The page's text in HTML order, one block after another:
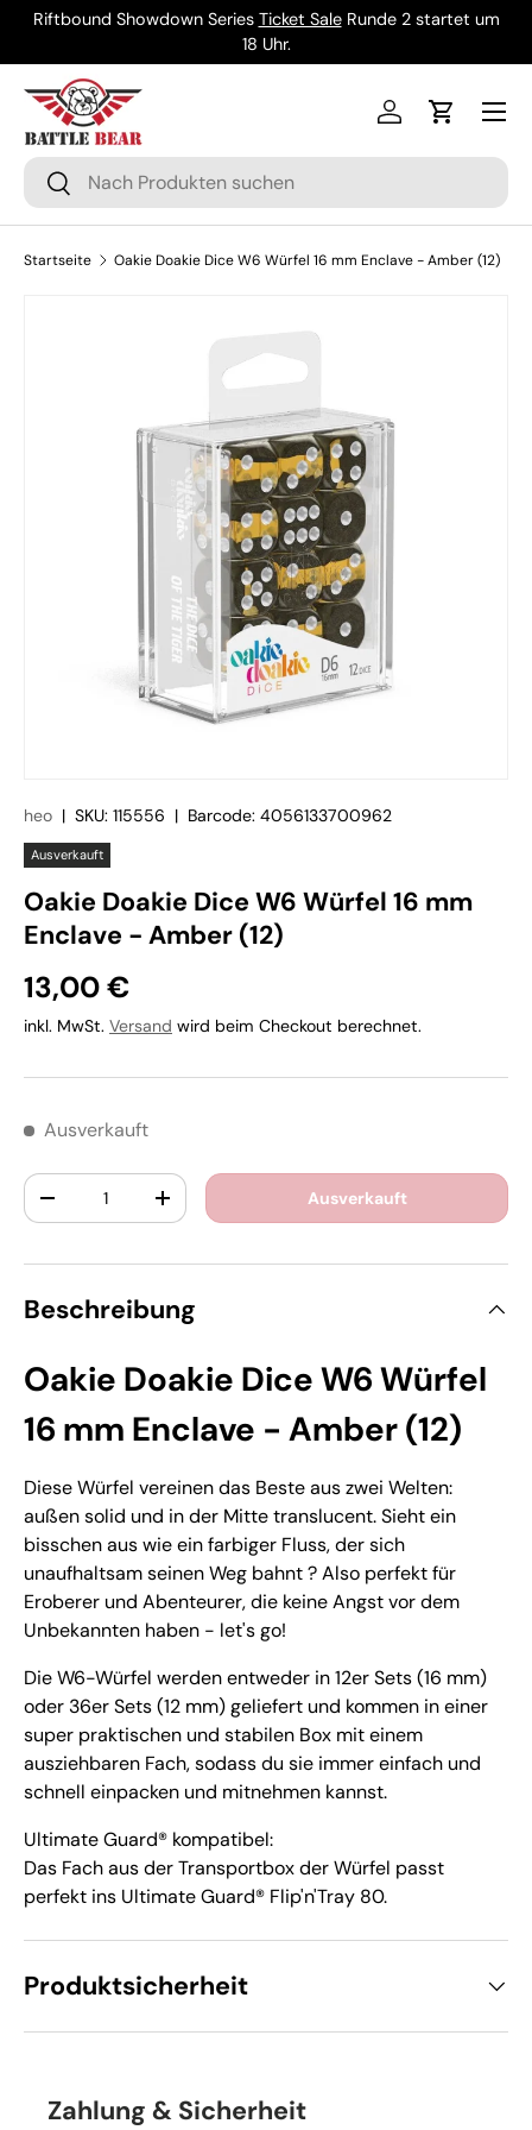
Riftbound Showdown Series Ticket SaleRunde 2 startet um
18 Uhr.
Suchen
Suchen
Einloggen
Menü
Startseite Oakie Doakie Dice W6 Würfel 16 mm Enclave - Amber (12)
heo | SKU: 115556 | Barcode: 4056133700962
Ausverkauft
Oakie Doakie Dice W6 Würfel 16 mm
Enclave - Amber (12)
13,00 €
inkl. MwSt. Versand wird beim Checkout berechnet.
Ausverkauft
Anzahl
-
+ Ausverkauft
Beschreibung
Oakie Doakie Dice W6 Würfel
16 mm Enclave - Amber (12)
Diese Würfel vereinen das Beste aus zwei Welten:
außen solid und in der Mitte translucent. Sieht ein
bisschen aus wie ein farbiger Fluss, der sich
unaufhaltsam seinen Weg bahnt ? Also perfekt für
Eroberer und Abenteurer, die keine Angst vor dem
Unbekannten haben - let's go!
Die W6-Würfel werden entweder in 12er Sets (16 mm)
oder 36er Sets (12 mm) geliefert und kommen in einer
super praktischen und stabilen Box mit einem
ausziehbaren Fach, sodass du sie immer einfach und
schnell einpacken und mitnehmen kannst.
Ultimate Guard® kompatibel:
Das Fach aus der Transportbox der Würfel passt
perfekt ins Ultimate Guard® Flip'n'Tray 80.
Produktsicherheit
Zahlung & Sicherheit